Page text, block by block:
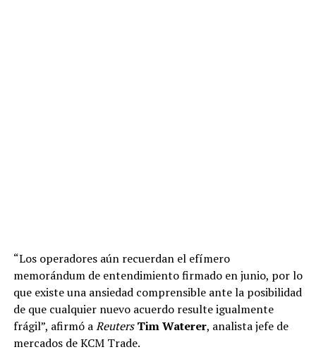
“Los operadores aún recuerdan el efímero
memorándum de entendimiento firmado en junio, por lo
que existe una ansiedad comprensible ante la posibilidad
de que cualquier nuevo acuerdo resulte igualmente
frágil”, afirmó aReuters Tim Waterer, analista jefe de
mercados de KCM Trade.